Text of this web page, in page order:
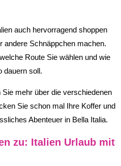
auch hervorragend shoppen
andere Schnäppchen machen.
Route Sie wählen und wie
dauern soll.
mehr über die verschiedenen
Sie schon mal Ihre Koffer und
Abenteuer in Bella Italia.
zu: Italien Urlaub mit